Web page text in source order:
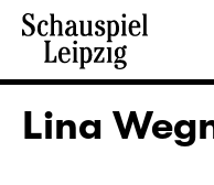
Lina